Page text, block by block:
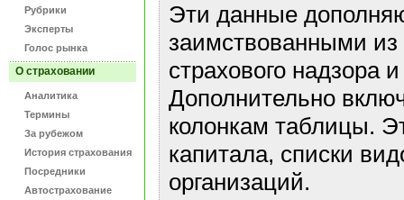
Рубрики
Эксперты
Голос рынка
О страховании
Аналитика
Термины
За рубежом
История страхования
Посредники
Автострахование
Эти данные
заимствованными
страхового надзора
Дополнительно
колонкам таблицы.
капитала, списки
организаций.